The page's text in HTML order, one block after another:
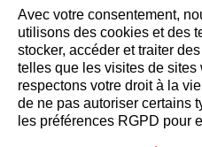
Reductions pour les clients
Conventions pour les entreprises
booking@italianway.house
+390286882952
Avec votre consentement,
utilisons des cookies et des
stocker, accéder et traiter
telles que les visites de sites
respectons votre droit à la
de ne pas autoriser certains
les préférences RGPD pour